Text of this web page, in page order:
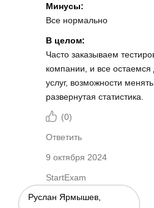
Минусы:
Все нормально
В целом:
Часто заказываем
компании, и все
услуг, возможности
развернутая статистика.
(0)
Ответить
9 октября 2024
StartExam